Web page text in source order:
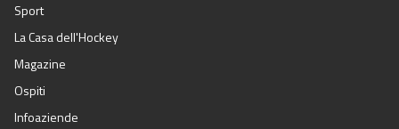
Sport
La Casa dell'Hockey
Magazine
Ospiti
Infoaziende